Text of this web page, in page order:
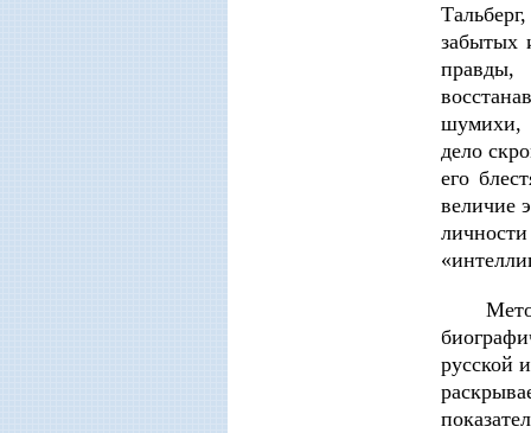
забытых
правды,
шумихи,
дело
его
величие
русской